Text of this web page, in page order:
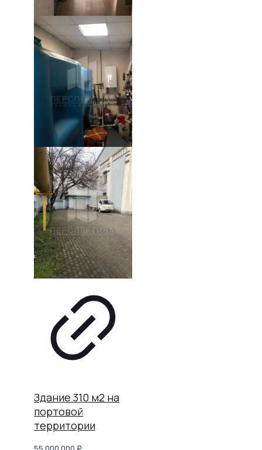
Здание 310 м2 на
портовой
территории